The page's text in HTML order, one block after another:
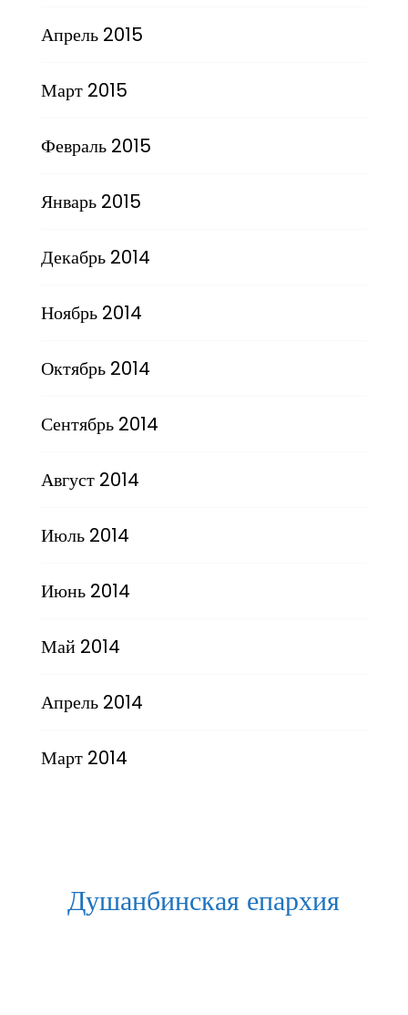
Апрель 2015
Март 2015
Февраль 2015
Январь 2015
Декабрь 2014
Ноябрь 2014
Октябрь 2014
Сентябрь 2014
Август 2014
Июль 2014
Июнь 2014
Май 2014
Апрель 2014
Март 2014
Душанбинская епархия